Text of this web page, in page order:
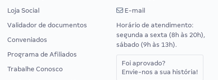
Loja Social
Validador de documentos
Conveniados
Programa de Afiliados
Trabalhe Conosco
E-mail
Horário de atendimento:
segunda a sexta (8h às 20h),
sábado (9h às 13h).
Foi aprovado?
Envie-nos a sua história!